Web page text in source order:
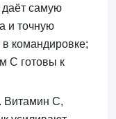
самую
и точную
командировке;
C готовы к
Витамин C,